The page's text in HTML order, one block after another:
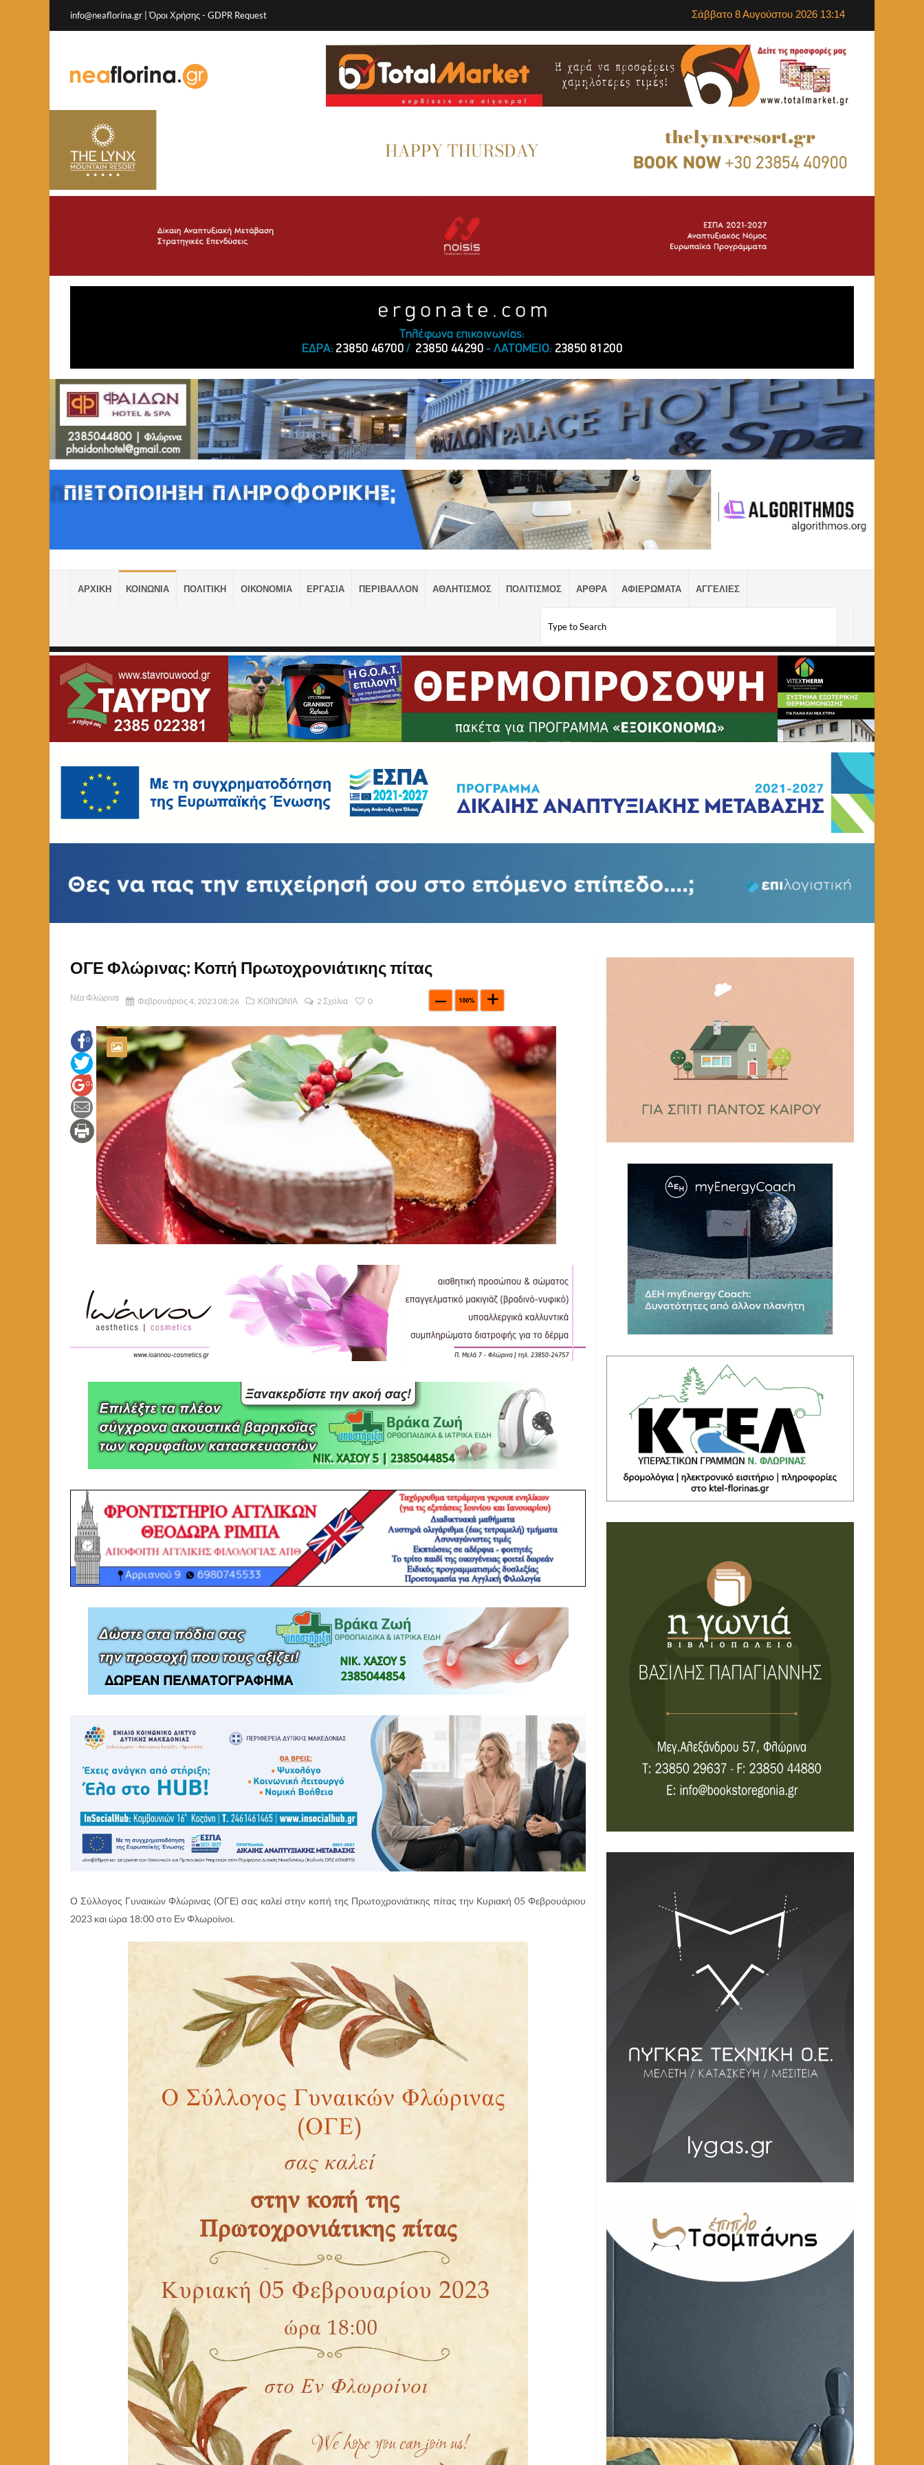
info@neaflorina.gr |Όροι Χρήσης- GDPR Request Σάββατο 8 Αυγούστου 2026 13:14
ΑΡΧΙΚΗ ΚΟΙΝΩΝΙΑ ΠΟΛΙΤΙΚΗ ΟΙΚΟΝΟΜΙΑ ΕΡΓΑΣΙΑ ΠΕΡΙΒΑΛΛΟΝ ΑΘΛΗΤΙΣΜΟΣ ΠΟΛΙΤΙΣΜΟΣ ΑΡΘΡΑ ΑΦΙΕΡΩΜΑΤΑ ΑΓΓΕΛΙΕΣ
ΟΓΕ Φλώρινας: Κοπή Πρωτοχρονιάτικης πίτας
Νέα Φλώρινα Φεβρουάριος 4, 2023 08:26 ΚΟΙΝΩΝΙΑ 2 Σχόλια 0
0
0
Ο Σύλλογος Γυναικών Φλώρινας (ΟΓΕ) σας καλεί στην κοπή της Πρωτοχρονιάτικης πίτας την Κυριακή 05 Φεβρουάριου
2023 και ώρα 18:00 στο Εν Φλωροίνοι.